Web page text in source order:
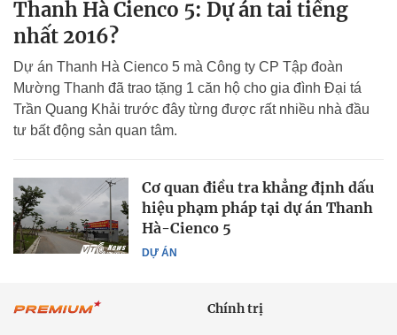
Thanh Hà Cienco 5: Dự án tai tiếng
nhất 2016?
Dự án Thanh Hà Cienco 5 mà Công ty CP Tập đoàn
Mường Thanh đã trao tặng 1 căn hộ cho gia đình Đại tá
Trần Quang Khải trước đây từng được rất nhiều nhà đầu
tư bất động sản quan tâm.
DỰ ÁN
Cơ quan điều tra khẳng định dấu
hiệu phạm pháp tại dự án Thanh
Hà-Cienco 5
Chính trị